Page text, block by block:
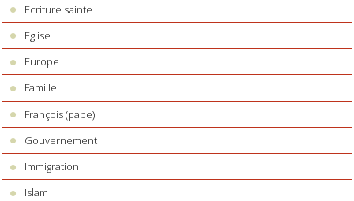
Ecriture sainte
Eglise
Europe
Famille
François (pape)
Gouvernement
Immigration
Islam